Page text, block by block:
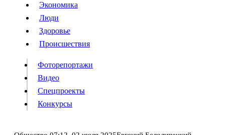
Власть
Происшествия
Видео
Конкурсы
Экономика
Люди
Здоровье
Происшествия
Фоторепортажи
Видео
Спецпроекты
Конкурсы